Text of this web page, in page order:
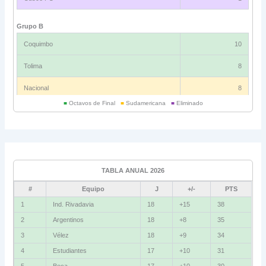
Grupo B
Coquimbo 10
Tolima 8
Nacional 8
Bolívar 5
La Guaira
Grupo D
■Octavos de Final ■Sudamericana ■Eliminado
TABLA ANUAL 2026
# Equipo J +/- PTS
1 Ind. Rivadavia 18 +15 38
2 Argentinos 18 +8 35
3 Vélez 18 +9 34
4 Estudiantes 17 +10 31